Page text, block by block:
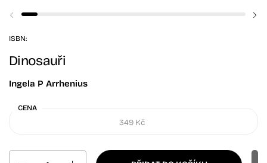
Předchozí snímek
ISBN:
Dinosauři
Ingela P Arrhenius
CENA
349 Kč